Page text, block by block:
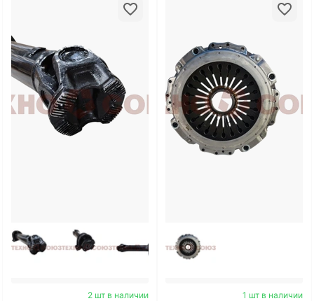
2 шт в наличии 1 шт в наличии